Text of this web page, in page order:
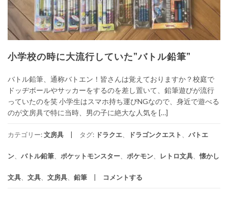
小学校の時に大流行していた”バトル鉛筆”
バトル鉛筆、通称バトエン！皆さんは覚えておりますか？校庭で
ドッヂボールやサッカーをするのを差し置いて、鉛筆遊びが流行
っていたのを笑 小学生はスマホ持ち運びNGなので、身近で遊べる
のが文房具で特に当時、男の子に絶大な人気を […]
カテゴリー:文房具 タグ: ドラクエ、 ドラゴンクエスト、 バトエ
ン、 バトル鉛筆、 ポケットモンスター、 ポケモン、 レトロ文具、懐かし
文具、 文具、 文房具、 鉛筆 コメントする